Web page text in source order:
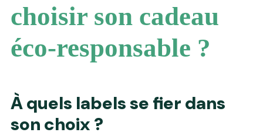
choisir son cadeau
éco-responsable ?
À quels labels se fier dans
son choix ?